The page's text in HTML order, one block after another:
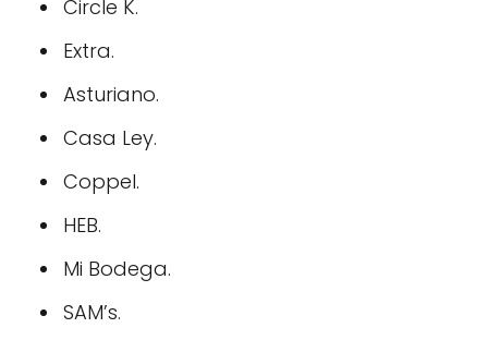
Circle K.
Extra.
Asturiano.
Casa Ley.
Coppel.
HEB.
Mi Bodega.
SAM’s.